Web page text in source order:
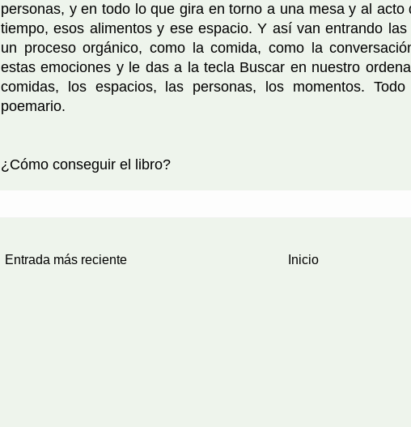
personas, y en todo lo que gira en torno a una mesa y al acto
tiempo, esos alimentos y ese espacio. Y así van entrando
un proceso orgánico, como la comida, como la
estas emociones y le das a la tecla Buscar en nuestro
comidas, los espacios, las personas, los momentos.
poemario.
¿Cómo conseguir el libro?
Entrada más reciente Inicio